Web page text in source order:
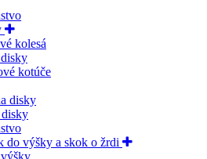
kolesá
kotúče
disky
do výšky a skok o žrdi